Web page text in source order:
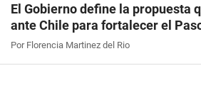
El Gobierno define la propuesta
ante Chile para fortalecer el
Por Florencia Martinez del Rio